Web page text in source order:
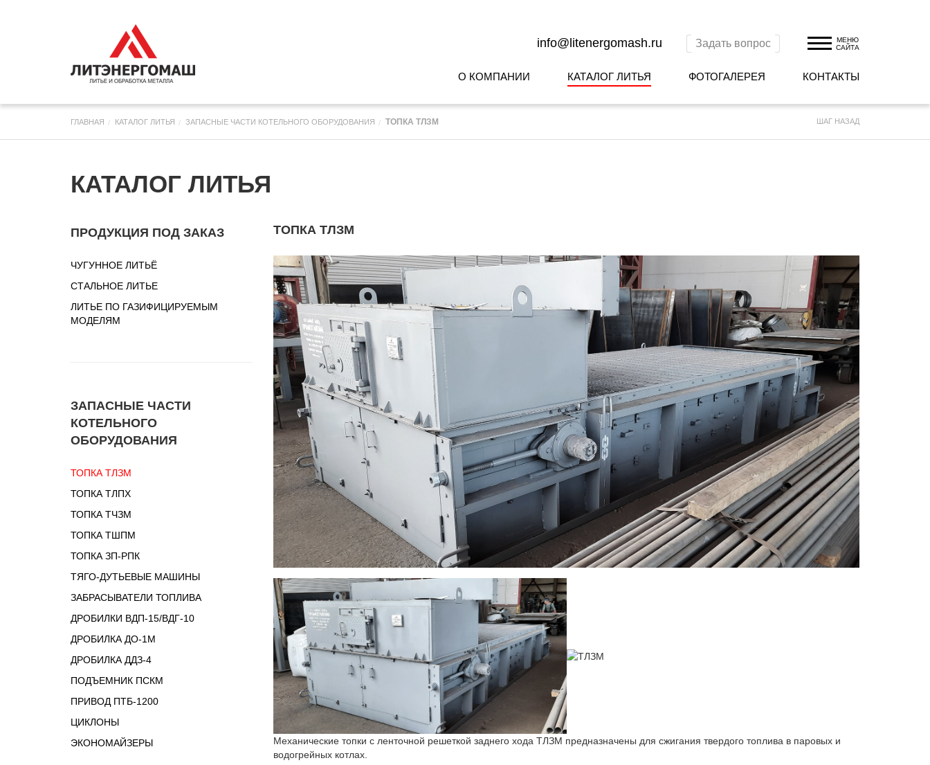
info@litenergomash.ru Задать вопрос
МЕНЮ
САЙТА
О КОМПАНИИ КАТАЛОГ ЛИТЬЯ ФОТОГАЛЕРЕЯ КОНТАКТЫ
ГЛАВНАЯ КАТАЛОГ ЛИТЬЯ ЗАПАСНЫЕ ЧАСТИ КОТЕЛЬНОГО ОБОРУДОВАНИЯ ТОПКА ТЛЗМ ШАГ НАЗАД
КАТАЛОГ ЛИТЬЯ
ПРОДУКЦИЯ ПОД ЗАКАЗ
ЧУГУННОЕ ЛИТЬЁ
СТАЛЬНОЕ ЛИТЬЕ
ЛИТЬЕ ПО ГАЗИФИЦИРУЕМЫМ
МОДЕЛЯМ
ЗАПАСНЫЕ ЧАСТИ
КОТЕЛЬНОГО
ОБОРУДОВАНИЯ
ТОПКА ТЛЗМ
ТОПКА ТЛПХ
ТОПКА ТЧЗМ
ТОПКА ТШПМ
ТОПКА ЗП-РПК
ТЯГО-ДУТЬЕВЫЕ МАШИНЫ
ЗАБРАСЫВАТЕЛИ ТОПЛИВА
ДРОБИЛКИ ВДП-15/ВДГ-10
ДРОБИЛКА ДО-1М
ДРОБИЛКА ДДЗ-4
ПОДЪЕМНИК ПСКМ
ПРИВОД ПТБ-1200
ЦИКЛОНЫ
ЭКОНОМАЙЗЕРЫ
ТОПКА ТЛЗМ
Механические топки с ленточной решеткой заднего хода ТЛЗМ предназначены для сжигания твердого топлива в паровых и
водогрейных котлах.